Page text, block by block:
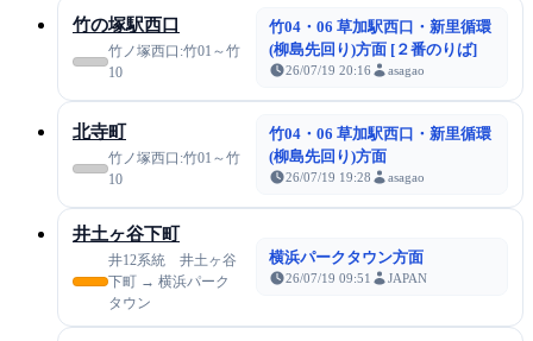
竹の塚駅西口
竹ノ塚西口:竹01～竹
10
竹04・06 草加駅西口・新里循環
(柳島先回り)方面 [２番のりば]
26/07/19 20:16 asagao
北寺町
竹ノ塚西口:竹01～竹
10
竹04・06 草加駅西口・新里循環
(柳島先回り)方面
26/07/19 19:28 asagao
井土ヶ谷下町
井12系統 井土ヶ谷
下町 → 横浜パーク
タウン
横浜パークタウン方面
26/07/19 09:51 JAPAN